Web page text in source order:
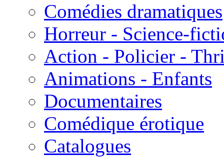
Comédies dramatiques
Horreur - Science-
Action - Policier -
Animations - Enfants
Documentaires
Comédique érotique
Catalogues